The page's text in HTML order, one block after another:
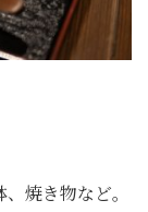
焼き物など。